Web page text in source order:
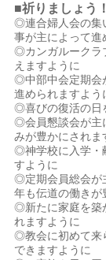
■祈りましょう！
◎連合婦人会の集
事が主によって進
◎カンガルークラ
えますように
◎中部中会定期会
進められますよう
◎喜びの復活の日
◎会員懇談会が主
みが豊かにされま
◎神学校に入学・
すように
◎定期会員総会が
年も伝道の働きが
◎新たに家庭を築
れますように
◎教会に初めて来
できますように